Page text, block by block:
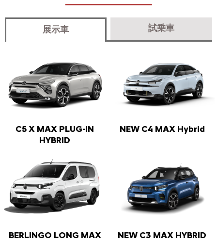
展示車 試乗車
C5 X MAX PLUG-IN
HYBRID
NEW C4 MAX Hybrid
BERLINGO LONG MAX NEW C3 MAX HYBRID